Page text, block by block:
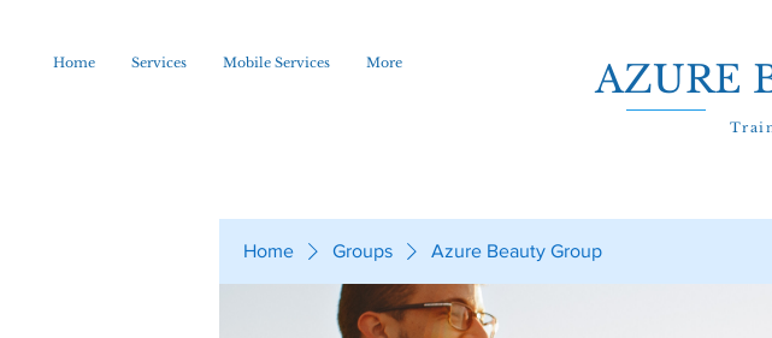
Home Services Mobile Services More AZURE
Home Groups Azure Beauty Group